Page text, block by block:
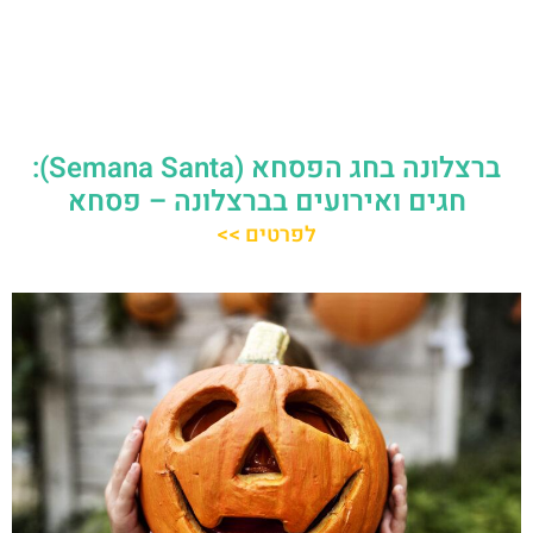
ברצלונה בחג הפסחא (Semana Santa):
חגים ואירועים בברצלונה – פסחא
לפרטים >>